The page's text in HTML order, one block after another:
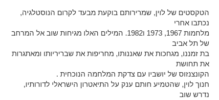
הטקסטים של לוין, שמרירותם בוקעת מבעד לקרום הנוסטלגיה,
נכתבו אחרי
מלחמות 1967, 1973 ו1982. המילים האלו מגיחות שוב אל המרחב
של תל אביב
בת זמננו, מגחכות את שאננותו, מחריפות את שבריריותו ומאתגרות
את תחושת
הקונצנזוס של יושביו עם צדקת המלחמה הנוכחית .
חנוך לוין, שהטמיע חותם ענק על התיאטרון הישראלי לדורותיו,
נדרש שוב